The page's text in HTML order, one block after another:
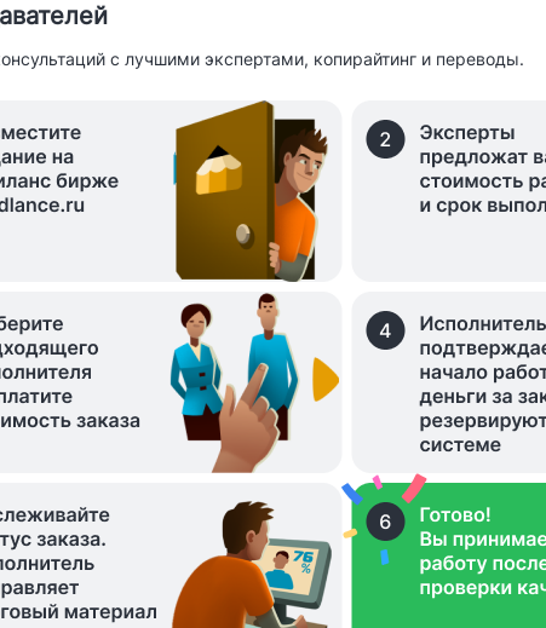
с лучшими экспертами, копирайтинг и переводы.